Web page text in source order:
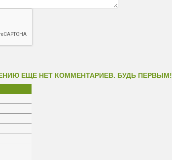
ЕЩЕ НЕТ КОММЕНТАРИЕВ. БУДЬ ПЕРВЫМ!